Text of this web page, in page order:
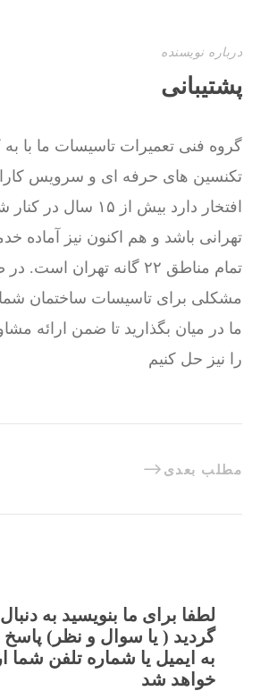
درباره نویسنده
پشتیبانی
گروه فنی تعمیرات تاسیسات ما با به‌
تکنسین های حرفه ای و سرویس
افتخار دارد بیش از ۱۵
تهرانی باشد و هم اکنون نیز آماده
تمام مناطق ۲۲ گانه تهران
مشکلی برای تاسیسات ساختمان شما
ما در میان بگذارید تا ضمن ارائه
را نیز حل کنیم
مطلب بعدی
لطفا برای ما بنویسید به
گردید ( یا سوال و نظر) پاسخ
به ایمیل یا شماره تلفن شما
خواهد شد